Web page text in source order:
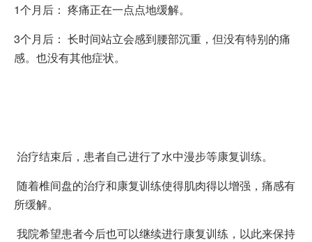
1个月后： 疼痛正在一点点地缓解。
3个月后： 长时间站立会感到腰部沉重，但没有特别的痛
感。也没有其他症状。
治疗结束后，患者自己进行了水中漫步等康复训练。
随着椎间盘的治疗和康复训练使得肌肉得以增强，痛感有
所缓解。
我院希望患者今后也可以继续进行康复训练，以此来保持